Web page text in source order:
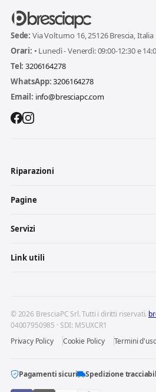
Sede: Via Volturno 16, 25126 Brescia, Italia
Orari: • Lunedì - Venerdì: 09:00-12:30 e
Tel: 3206164278
WhatsApp:3206164278
Email: info@bresciapc.com
Riparazioni
Pagine
Servizi
Link utili
© 2026 BresciaPC Srl. Tutti i diritti riservati.
04007950985 · SDI: M5UXCR1
Privacy Policy
Cookie Policy Termini
Pagamenti sicuri Spedizione